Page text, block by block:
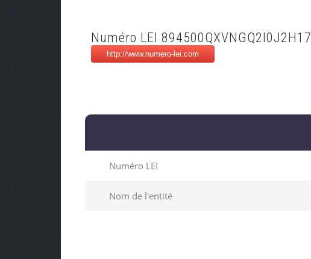
Numéro LEI 894500QXVNGQ2I0J2H17
Numéro LEI
Nom de l'entité